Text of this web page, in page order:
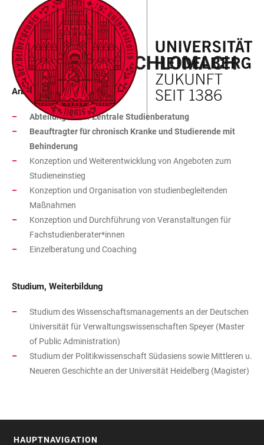
LINKS
ZUR
BARRIEREFREIHEIT
ZUM
HAUPTINHALT
HAUPTNAVIGATION
ÖFFNEN
WEBSEITENSUCHE
ÖFFNEN
CHRISTOPH SCHLOMACH
Arbeitsbereich
Abteilungsleiter Zentrale Studienberatung
Beauftragter für chronisch Kranke und Studierende mit
Behinderung
Konzeption und Weiterentwicklung von Angeboten zum
Studieneinstieg
Konzeption und Organisation von studienbegleitenden
Maßnahmen
Konzeption und Durchführung von Veranstaltungen für
Fachstudienberater*innen
Einzelberatung und Coaching
Studium, Weiterbildung
Studium des Wissenschaftsmanagements an der Deutschen
Universität für Verwaltungswissenschaften Speyer (Master
of Public Administration)
Studium der Politikwissenschaft Südasiens sowie Mittleren u.
Neueren Geschichte an der Universität Heidelberg (Magister)
HAUPTNAVIGATION